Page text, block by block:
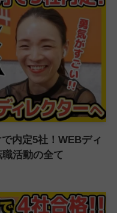
内定5社！WEBディ
活動の全て